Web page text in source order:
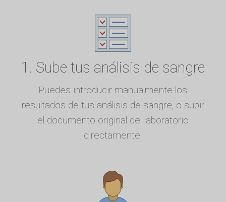
1. Sube tus análisis de sangre
Puedes introducir manualmente los
resultados de tus análisis de sangre, o subir
el documento original del laboratorio
directamente.